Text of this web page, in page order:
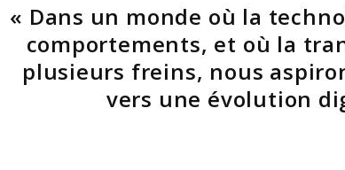
« Dans un monde où la
comportements, et où la
plusieurs freins, nous
vers une évolution